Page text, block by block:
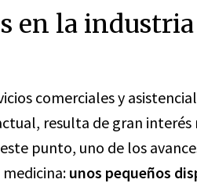
en la
comerciales y
resulta de gran
punto, uno de los
: unos pequeños